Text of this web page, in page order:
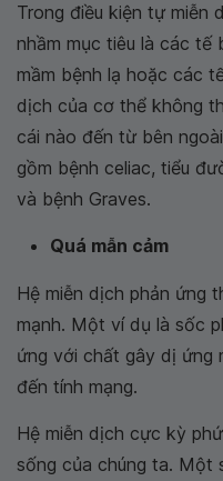
Trong điều kiện tự miễn
nhầm mục tiêu là các tế
mầm bệnh lạ hoặc các
dịch của cơ thể không
cái nào đến từ bên
gồm bệnh celiac, tiểu
và bệnh Graves.
Quá mẫn cảm
Hệ miễn dịch phản ứng
mạnh. Một ví dụ là sốc
ứng với chất gây dị ứng
đến tính mạng.
Hệ miễn dịch cực kỳ
sống của chúng ta. Một